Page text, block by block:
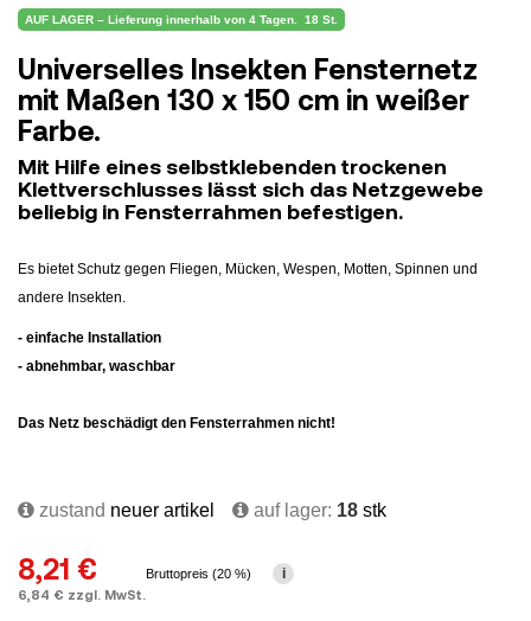
AUF LAGER – Lieferung innerhalb von 4 Tagen. 18 St.
Universelles Insekten Fensternetz
mit Maßen 130 x 150 cm in weißer
Farbe.
Mit Hilfe eines selbstklebenden trockenen
Klettverschlusses lässt sich das Netzgewebe
beliebig in Fensterrahmen befestigen.
Es bietet Schutz gegen Fliegen, Mücken, Wespen, Motten, Spinnen und
andere Insekten.
- einfache Installation
- abnehmbar, waschbar
Das Netz beschädigt den Fensterrahmen nicht!
zustand neuer artikel auf lager: 18 stk
8,21 €
6,84 € zzgl. MwSt.
Bruttopreis (20 %) i